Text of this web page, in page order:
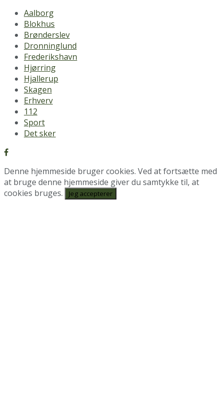
Aalborg
Blokhus
Brønderslev
Dronninglund
Frederikshavn
Hjørring
Hjallerup
Skagen
Erhverv
112
Sport
Det sker
Denne hjemmeside bruger cookies. Ved at fortsætte med
at bruge denne hjemmeside giver du samtykke til, at
cookies bruges.
Jeg accepterer